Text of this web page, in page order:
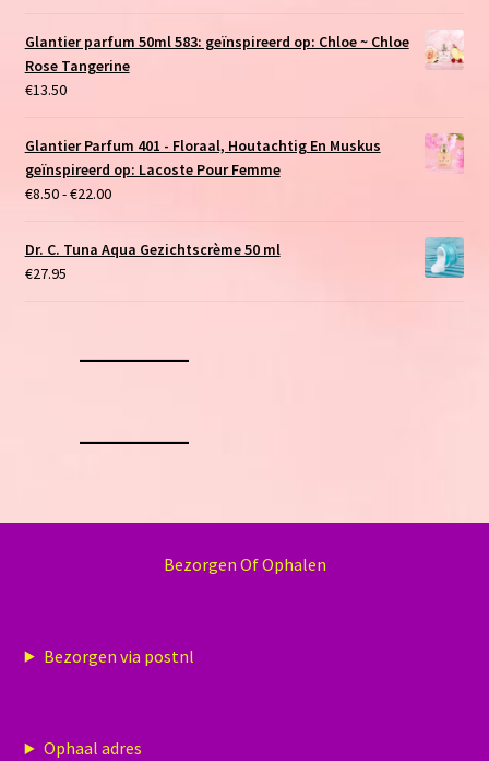
Glantier parfum 50ml 583: geïnspireerd op: Chloe ~ Chloe
Rose Tangerine
€13.50
Glantier Parfum 401 - Floraal, Houtachtig En Muskus
geïnspireerd op: Lacoste Pour Femme
€8.50-€22.00Prijsklasse:
Dr. C. Tuna Aqua Gezichtscrème 50 ml
€27.95
Bezorgen Of Ophalen
Bezorgen via postnl
Ophaal adres